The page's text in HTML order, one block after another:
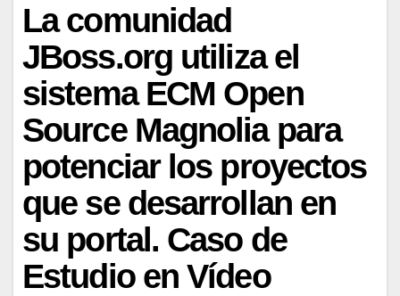
La comunidad
JBoss.org utiliza el
sistema ECM Open
Source Magnolia para
potenciar los proyectos
que se desarrollan en
su portal. Caso de
Estudio en Vídeo